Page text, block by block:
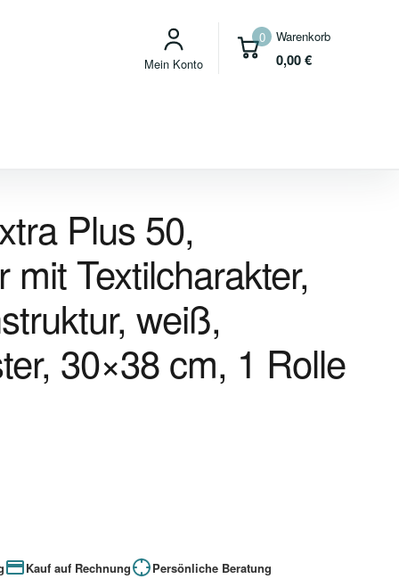
0 Warenkorb
0,00€
Mein Konto
Plus 50,
Textilcharakter,
weiß,
30×38 cm, 1 Rolle
Kauf auf Rechnung Persönliche Beratung